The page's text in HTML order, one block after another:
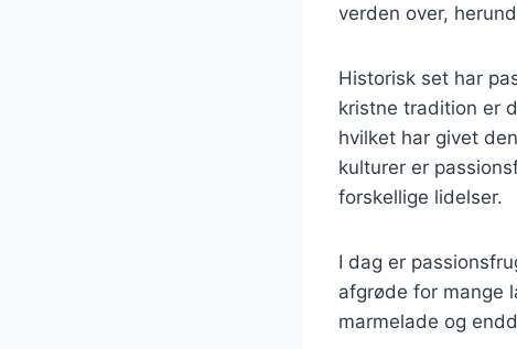
verden over,
Historisk set har
kristne tradition er
hvilket har givet
kulturer er
forskellige lidelser.
I dag er
afgrøde for mange
marmelade og